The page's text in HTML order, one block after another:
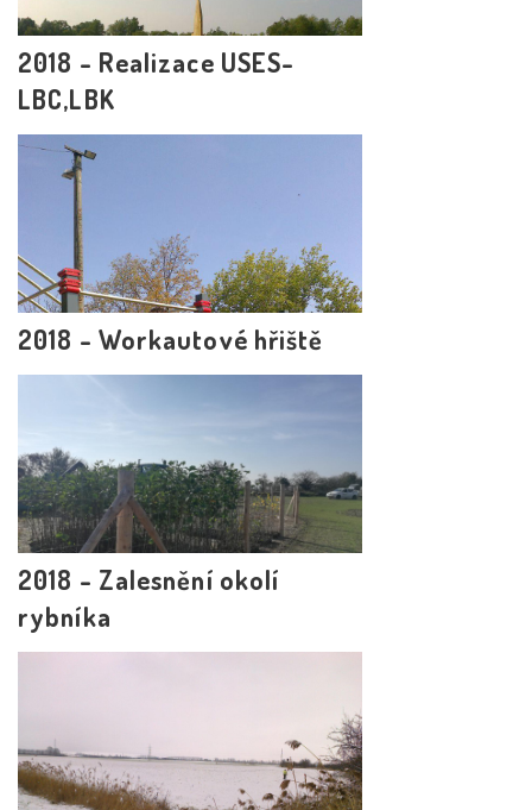
2018 - Realizace USES-
LBC,LBK
2018 - Workautové hřiště
2018 - Zalesnění okolí
rybníka